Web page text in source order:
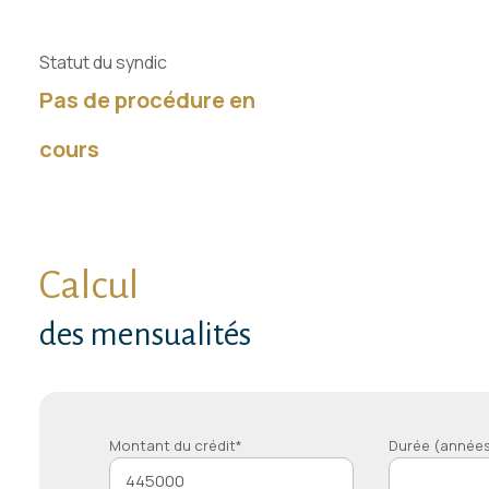
Statut du syndic
Pas de procédure en
cours
Calcul
des mensualités
Montant du crédit* Durée